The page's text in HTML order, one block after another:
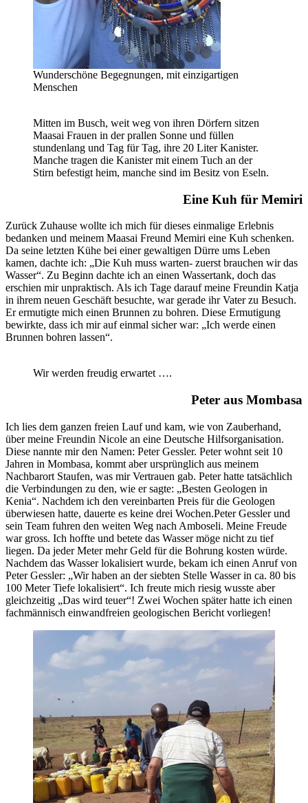
Wunderschöne Begegnungen, mit einzigartigen
Menschen
Mitten im Busch, weit weg von ihren Dörfern sitzen
Maasai Frauen in der prallen Sonne und füllen
stundenlang und Tag für Tag, ihre 20 Liter Kanister.
Manche tragen die Kanister mit einem Tuch an der
Stirn befestigt heim, manche sind im Besitz von Eseln.
Eine Kuh für Memiri
Zurück Zuhause wollte ich mich für dieses einmalige Erlebnis
bedanken und meinem Maasai Freund Memiri eine Kuh schenken.
Da seine letzten Kühe bei einer gewaltigen Dürre ums Leben
kamen, dachte ich: „Die Kuh muss warten- zuerst brauchen wir das
Wasser“. Zu Beginn dachte ich an einen Wassertank, doch das
erschien mir unpraktisch. Als ich Tage darauf meine Freundin Katja
in ihrem neuen Geschäft besuchte, war gerade ihr Vater zu Besuch.
Er ermutigte mich einen Brunnen zu bohren. Diese Ermutigung
bewirkte, dass ich mir auf einmal sicher war: „Ich werde einen
Brunnen bohren lassen“.
Wir werden freudig erwartet ….
Peter aus Mombasa
Ich lies dem ganzen freien Lauf und kam, wie von Zauberhand,
über meine Freundin Nicole an eine Deutsche Hilfsorganisation.
Diese nannte mir den Namen: Peter Gessler. Peter wohnt seit 10
Jahren in Mombasa, kommt aber ursprünglich aus meinem
Nachbarort Staufen, was mir Vertrauen gab. Peter hatte tatsächlich
die Verbindungen zu den, wie er sagte: „Besten Geologen in
Kenia“. Nachdem ich den vereinbarten Preis für die Geologen
überwiesen hatte, dauerte es keine drei Wochen.Peter Gessler und
sein Team fuhren den weiten Weg nach Amboseli. Meine Freude
war gross. Ich hoffte und betete das Wasser möge nicht zu tief
liegen. Da jeder Meter mehr Geld für die Bohrung kosten würde.
Nachdem das Wasser lokalisiert wurde, bekam ich einen Anruf von
Peter Gessler: „Wir haben an der siebten Stelle Wasser in ca. 80 bis
100 Meter Tiefe lokalisiert“. Ich freute mich riesig wusste aber
gleichzeitig „Das wird teuer“! Zwei Wochen später hatte ich einen
fachmännisch einwandfreien geologischen Bericht vorliegen!